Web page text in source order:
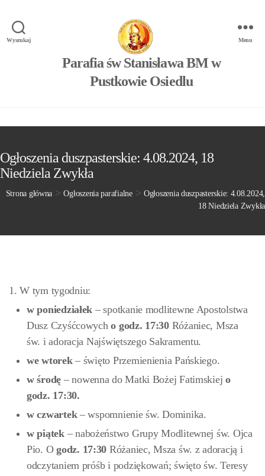
Wyszukaj
Parafia św Stanisława BM w
Pustkowie Osiedlu
Menu
Ogłoszenia duszpasterskie: 4.08.2024, 18
Niedziela Zwykła
Strona główna >Ogłoszenia parafialne> Ogłoszenia duszpasterskie: 4.08.2024,
18 Niedziela Zwykła
1. W tym tygodniu:
w poniedziałek – spotkanie modlitewne Apostolstwa
Dusz Czyśćcowycho godz. 17:30 Różaniec, Msza
św. i adoracja Najświętszego Sakramentu.
we wtorek– święto Przemienienia Pańskiego.
w środę – nowenna do Matki Bożej Fatimskiejo
godz. 17:30.
w czwartek– wspomnienie św. Dominika.
w piątek – nabożeństwo Grupy Modlitewnej św. Ojca
Pio. Ogodz. 17:30 Różaniec, Msza św. z adoracją i
odczytaniem próśb i podziękowań; święto św. Teresy